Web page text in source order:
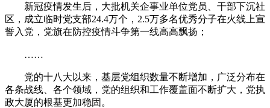
新冠疫情发生后，大批机关企事业单位党员、干部下沉社
区，成立临时党支部24.4万个，2.5万多名优秀分子在火线上宣
誓入党，党旗在防控疫情斗争第一线高高飘扬；
……
党的十八大以来，基层党组织数量不断增加，广泛分布在
各条战线、各个领域，党的组织和工作覆盖面不断扩大，党执
政大厦的根基更加稳固。